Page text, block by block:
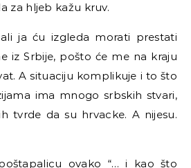
za hljeb kažu kruv.
ja ću izgleda morati prestati
iz Srbije, pošto će me na kraju
A situaciju komplikuje i to što
ima mnogo srbskih stvari,
tvrde da su hrvacke. A nijesu.
ovako “… i kao što